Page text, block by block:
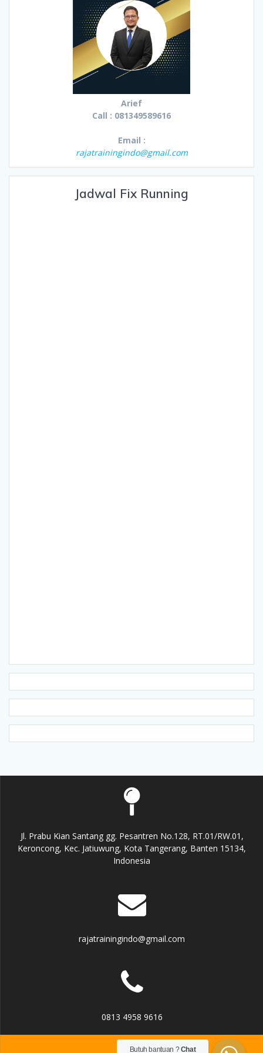
Arief
Call : 081349589616
Email :
rajatrainingindo@gmail.com
Jadwal Fix Running
Jl. Prabu Kian Santang gg. Pesantren No.128, RT.01/RW.01,
Keroncong, Kec. Jatiuwung, Kota Tangerang, Banten 15134,
Indonesia
rajatrainingindo@gmail.com
0813 4958 9616
Butuh bantuan ?Chat